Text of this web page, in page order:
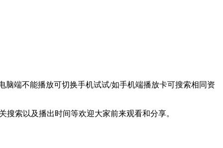
端不能播放可切换手机试试/如手机端播放卡可搜索相同资
索以及播出时间等欢迎大家前来观看和分享。